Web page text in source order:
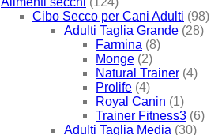
Cibo Secco per Cani Adulti (98)
Adulti Taglia Grande (28)
Farmina (8)
Monge (2)
Natural Trainer (4)
Prolife (4)
Royal Canin (1)
Trainer Fitness3 (6)
Adulti Taglia Media (30)